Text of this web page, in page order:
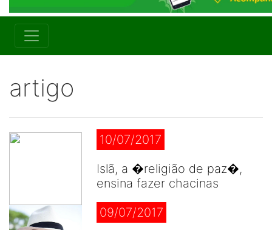
artigo
10/07/2017
Islã, a �religião de paz�,
ensina fazer chacinas
09/07/2017